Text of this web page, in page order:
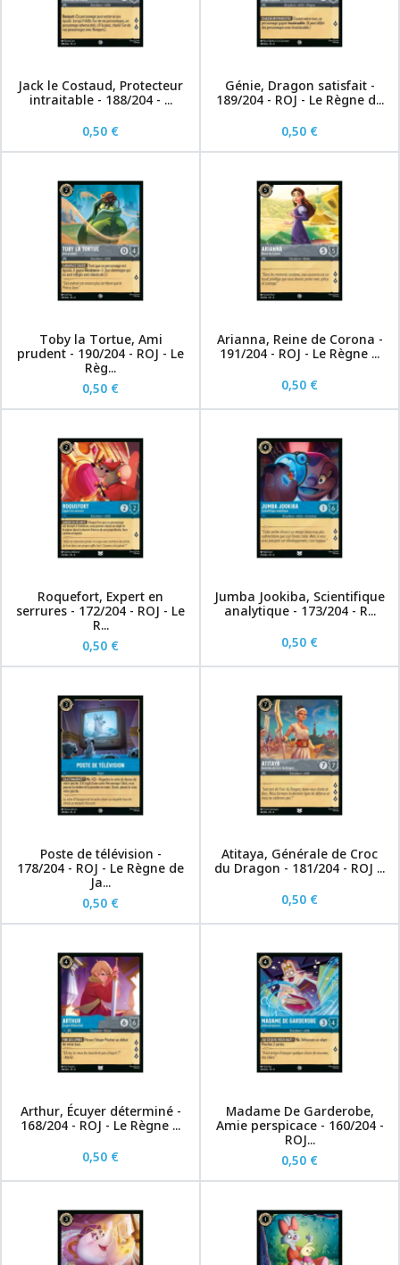
Jack le Costaud, Protecteur
intraitable - 188/204 - ...
0,50 €
Génie, Dragon satisfait -
189/204 - ROJ - Le Règne d...
0,50 €
Toby la Tortue, Ami
prudent - 190/204 - ROJ - Le
Règ...
0,50 €
Arianna, Reine de Corona -
191/204 - ROJ - Le Règne ...
0,50 €
Roquefort, Expert en
serrures - 172/204 - ROJ - Le
R...
0,50 €
Jumba Jookiba, Scientifique
analytique - 173/204 - R...
0,50 €
Poste de télévision -
178/204 - ROJ - Le Règne de
Ja...
0,50 €
Atitaya, Générale de Croc
du Dragon - 181/204 - ROJ ...
0,50 €
Arthur, Écuyer déterminé -
168/204 - ROJ - Le Règne ...
0,50 €
Madame De Garderobe,
Amie perspicace - 160/204 -
ROJ...
0,50 €